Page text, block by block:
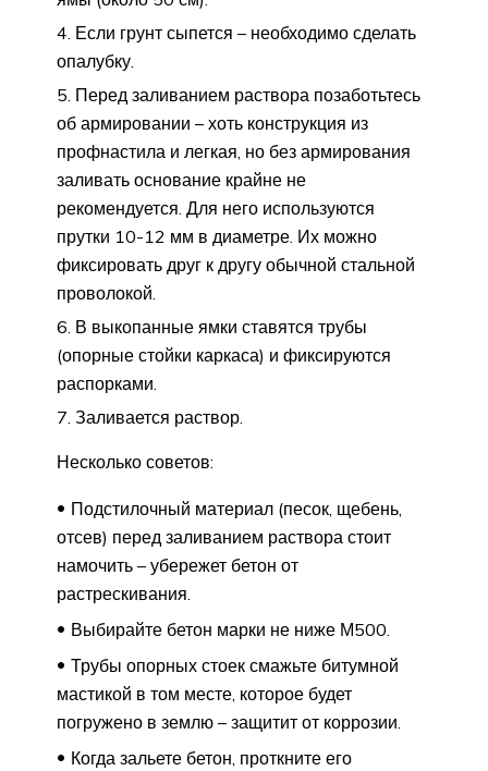
Если грунт сыпется – необходимо сделать
опалубку.
Перед заливанием раствора позаботьтесь
об армировании – хоть конструкция из
профнастила и легкая, но без армирования
заливать основание крайне не
рекомендуется. Для него используются
прутки 10-12 мм в диаметре. Их можно
фиксировать друг к другу обычной стальной
проволокой.
В выкопанные ямки ставятся трубы
(опорные стойки каркаса) и фиксируются
распорками.
Заливается раствор.
Несколько советов:
Подстилочный материал (песок, щебень,
отсев) перед заливанием раствора стоит
намочить – убережет бетон от
растрескивания.
Выбирайте бетон марки не ниже М500.
Трубы опорных стоек смажьте битумной
мастикой в том месте, которое будет
погружено в землю – защитит от коррозии.
Когда зальете бетон, проткните его